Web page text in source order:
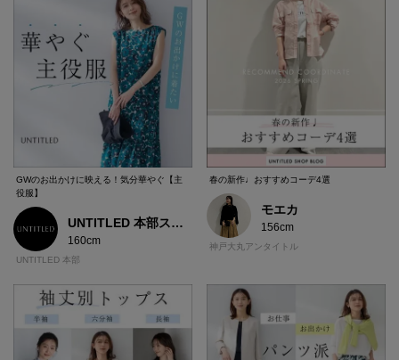
GWのお出かけに映える！気分華やぐ【主
役服】
UNTITLED 本部スタッフ
160cm
UNTITLED 本部
春の新作♩おすすめコーデ4選
モエカ
156cm
神戸大丸アンタイトル